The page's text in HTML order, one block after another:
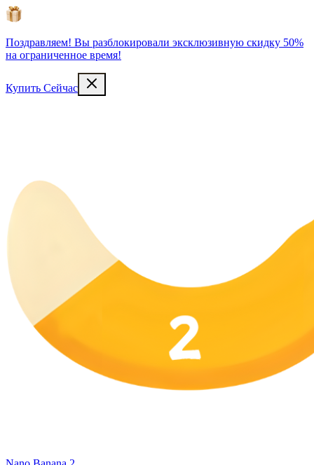
Поздравляем! Вы разблокировали эксклюзивную скидку 50%
на ограниченное время!
Купить Сейчас